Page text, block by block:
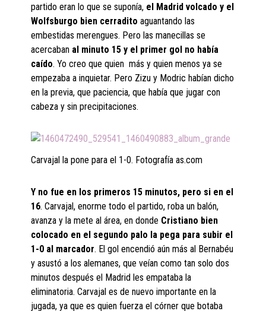
partido eran lo que se suponía, el Madrid volcado y el
Wolfsburgo bien cerradito aguantando las
embestidas merengues. Pero las manecillas se
acercaban al minuto 15 y el primer gol no había
caído. Yo creo que quien más y quien menos ya se
empezaba a inquietar. Pero Zizu y Modric habían dicho
en la previa, que paciencia, que había que jugar con
cabeza y sin precipitaciones.
Carvajal la pone para el 1-0. Fotografía as.com
Y no fue en los primeros 15 minutos, pero si en el
16. Carvajal, enorme todo el partido, roba un balón,
avanza y la mete al área, en donde Cristiano bien
colocado en el segundo palo la pega para subir el
1-0 al marcador. El gol encendió aún más al Bernabéu
y asustó a los alemanes, que veían como tan solo dos
minutos después el Madrid les empataba la
eliminatoria. Carvajal es de nuevo importante en la
jugada, ya que es quien fuerza el córner que botaba